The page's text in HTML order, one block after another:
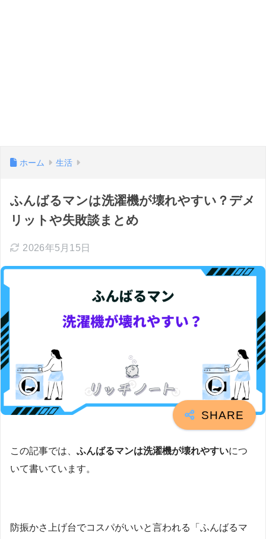
ホーム 生活
ふんばるマンは洗濯機が壊れやすい？デメ
リットや失敗談まとめ
2026年5月15日
この記事では、 ふんばるマンは洗濯機が壊れやすいにつ
いて書いています。
防振かさ上げ台でコスパがいいと言われる「ふんばるマ